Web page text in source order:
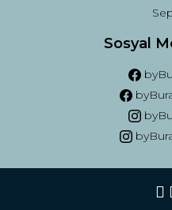
Sosyal